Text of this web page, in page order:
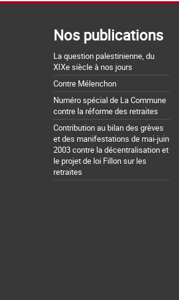
Nos publications
La question palestinienne, du
XIXe siècle à nos jours
Contre Mélenchon
Numéro spécial de La Commune
contre la réforme des retraites
Contribution au bilan des grèves
et des manifestations de mai-juin
2003 contre la décentralisation et
le projet de loi Fillon sur les
retraites